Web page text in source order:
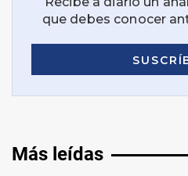
Más leídas